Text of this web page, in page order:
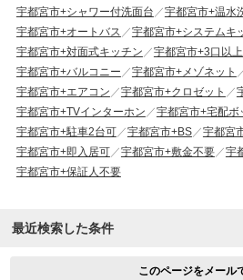
宇都宮市+シャワー付洗面台
宇都宮市+温水
宇都宮市+オートバス
宇都宮市+システムキ
宇都宮市+対面式キッチン
宇都宮市+3口以
宇都宮市+バルコニー
宇都宮市+メゾネット
宇都宮市+エアコン
宇都宮市+クロゼット
宇都宮市+TVインターホン
宇都宮市+宅配ボ
宇都宮市+駐車2台可
宇都宮市+BS
宇都宮
宇都宮市+即入居可
宇都宮市+敷金不要
宇
宇都宮市+保証人不要
最近検索した条件
このページをメール